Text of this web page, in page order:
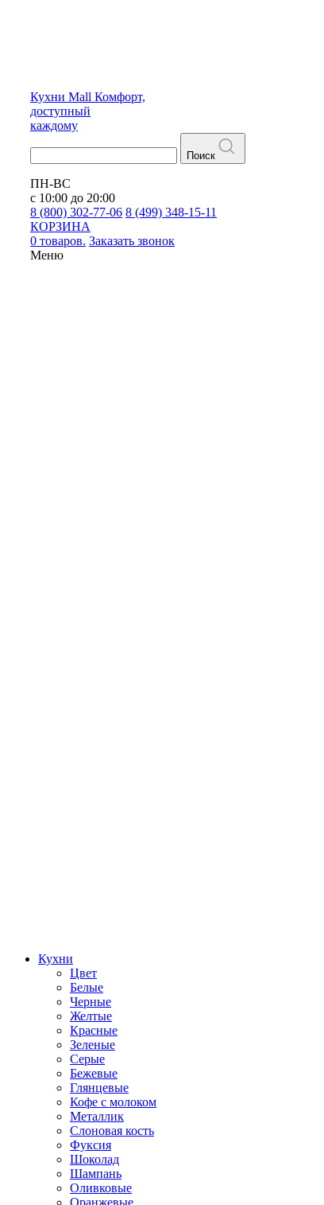
Кухни Mall Комфорт,
доступный
каждому
Поиск
ПН-ВС
с 10:00 до 20:00
8 (800) 302-77-06 8 (499) 348-15-11
КОРЗИНА
0 товаров. Заказать звонок
Меню
Кухни
Цвет
Белые
Черные
Желтые
Красные
Зеленые
Серые
Бежевые
Глянцевые
Кофе с молоком
Металлик
Слоновая кость
Фуксия
Шоколад
Шампань
Оливковые
Оранжевые